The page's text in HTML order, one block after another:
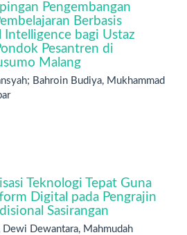
Pengembangan
Berbasis
bagi Ustaz
Pesantren di
Malang
Bahroin Budiya, Mukhammad
Teknologi Tepat Guna
Digital pada Pengrajin
Sasirangan
Dewi Dewantara, Mahmudah